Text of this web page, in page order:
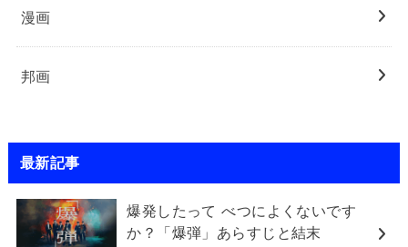
漫画
邦画
最新記事
爆発したって べつによくないです
か？「爆弾」あらすじと結末